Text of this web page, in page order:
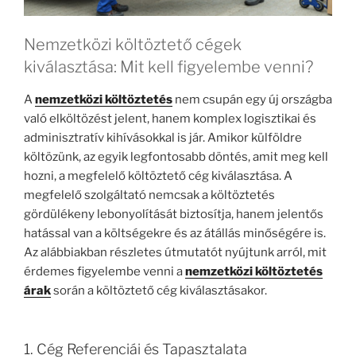
Nemzetközi költöztető cégek
kiválasztása: Mit kell figyelembe venni?
A nemzetközi költöztetés nem csupán egy új országba
való elköltözést jelent, hanem komplex logisztikai és
adminisztratív kihívásokkal is jár. Amikor külföldre
költözünk, az egyik legfontosabb döntés, amit meg kell
hozni, a megfelelő költöztető cég kiválasztása. A
megfelelő szolgáltató nemcsak a költöztetés
gördülékeny lebonyolítását biztosítja, hanem jelentős
hatással van a költségekre és az átállás minőségére is.
Az alábbiakban részletes útmutatót nyújtunk arról, mit
érdemes figyelembe venni anemzetközi költöztetés
áraksorán a költöztető cég kiválasztásakor.
1. Cég Referenciái és Tapasztalata